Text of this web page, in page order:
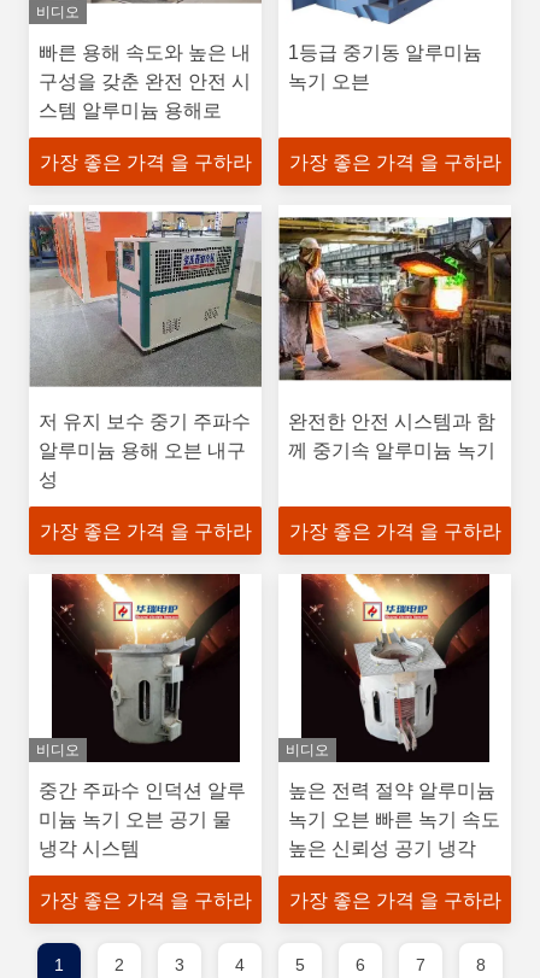
비디오
빠른 용해 속도와 높은 내
구성을 갖춘 완전 안전 시
스템 알루미늄 용해로
가장 좋은 가격 을 구하라
1등급 중기동 알루미늄
녹기 오븐
가장 좋은 가격 을 구하라
저 유지 보수 중기 주파수
알루미늄 용해 오븐 내구
성
가장 좋은 가격 을 구하라
완전한 안전 시스템과 함
께 중기속 알루미늄 녹기
가장 좋은 가격 을 구하라
비디오
중간 주파수 인덕션 알루
미늄 녹기 오븐 공기 물
냉각 시스템
가장 좋은 가격 을 구하라
비디오
높은 전력 절약 알루미늄
녹기 오븐 빠른 녹기 속도
높은 신뢰성 공기 냉각
가장 좋은 가격 을 구하라
1 2 3 4 5 6 7 8